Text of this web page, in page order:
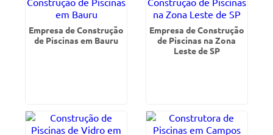
Empresa de Construção
de Piscinas em Bauru
Empresa de Construção
de Piscinas na Zona
Leste de SP